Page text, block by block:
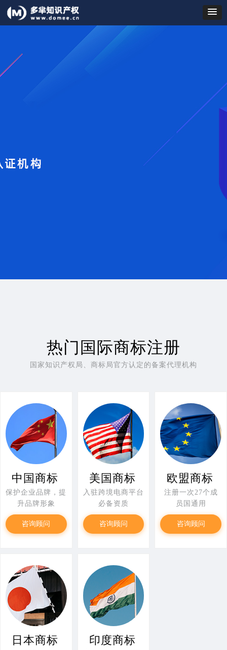
热门国际商标注册
国家知识产权局、商标局官方认定的备案代理机构
中国商标
保护企业品牌，提
升品牌形象
咨询顾问
美国商标
入驻跨境电商平台
必备资质
咨询顾问
欧盟商标
注册一次27个成
员国通用
咨询顾问
日本商标 印度商标